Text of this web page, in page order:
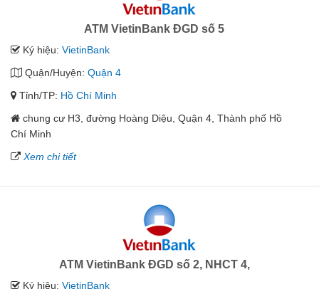
ATM VietinBank ĐGD số 5
Ký hiệu: VietinBank
Quận/Huyện: Quận 4
Tỉnh/TP: Hồ Chí Minh
chung cư H3, đường Hoàng Diệu, Quận 4, Thành phố Hồ
Chí Minh
Xem chi tiết
ATM VietinBank ĐGD số 2, NHCT 4,
Ký hiệu: VietinBank